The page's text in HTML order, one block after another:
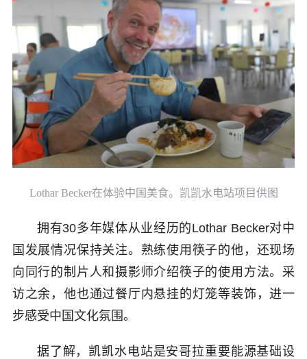
Lothar Becker在体验中国美食。凯凯水电站项目供图
拥有30多年媒体从业经历的Lothar Becker对中
国发展情况保持关注。熟练使用筷子的他，还现场
向同行的制片人和摄影师介绍筷子的使用方法。采
访之余，他也通过餐厅内悬挂的灯笼等装饰，进一
步感受中国文化氛围。
据了解，凯凯水电站是安哥拉重要能源基础设